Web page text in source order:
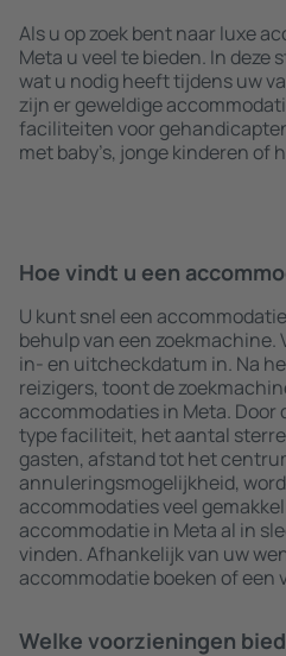
Als u op zoek bent naar luxe
Meta u veel te bieden. In deze
wat u nodig heeft tijdens uw
zijn er geweldige
faciliteiten voor
met baby’s, jonge kinderen of
Hoe vindt u een
U kunt snel een
behulp van een zoekmachine.
in- en uitcheckdatum in. Na
reizigers, toont de
accommodaties in Meta.
type faciliteit, het aantal
gasten, afstand tot het
annuleringsmogelijkheid,
accommodaties veel
accommodatie in Meta al in
vinden. Afhankelijk van uw
accommodatie boeken of
Welke voorzieningen